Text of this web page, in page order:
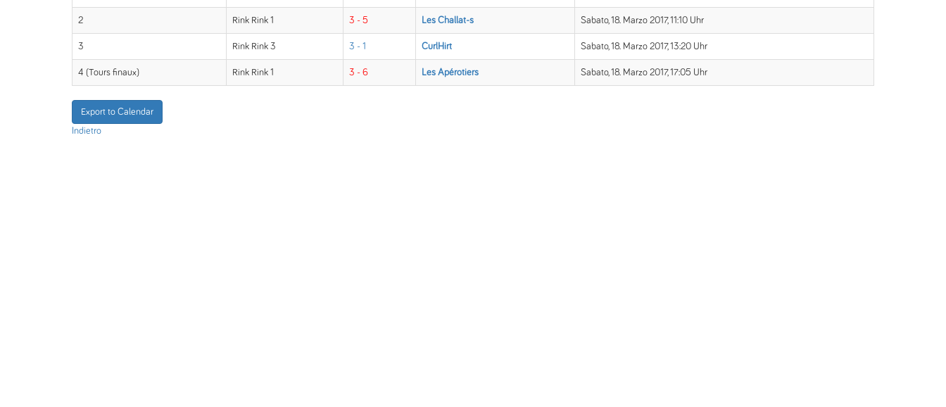
2 Rink Rink 1 3 - 5 Les Challat-s Sabato, 18. Marzo 2017, 11:10 Uhr
3 Rink Rink 3 3 - 1 CurlHirt Sabato, 18. Marzo 2017, 13:20 Uhr
4 (Tours finaux) Rink Rink 1 3 - 6 Les Apérotiers Sabato, 18. Marzo 2017, 17:05 Uhr
Export to Calendar
Indietro